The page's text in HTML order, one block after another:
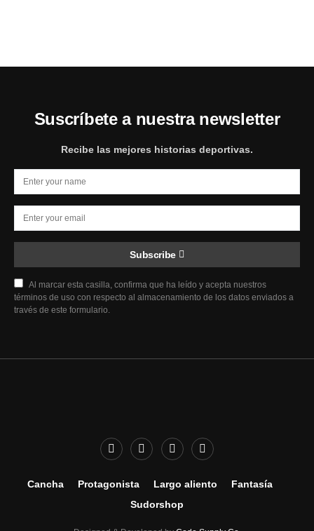
Suscríbete a nuestra newsletter
Recibe las mejores historias deportivas.
Subscribe
Al marcar esta casilla, confirma que ha leído y acepta nuestros
términos de uso con respecto al almacenamiento de los datos enviados a
través de este formulario.
Cancha Protagonista Largo aliento
Fantasía
Sudorshop